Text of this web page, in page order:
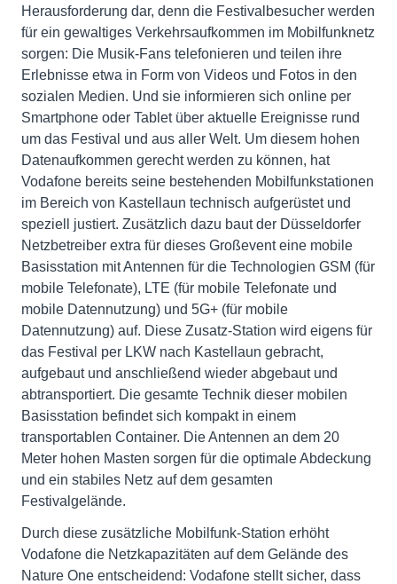
Herausforderung dar, denn die Festivalbesucher werden
für ein gewaltiges Verkehrsaufkommen im Mobilfunknetz
sorgen: Die Musik-Fans telefonieren und teilen ihre
Erlebnisse etwa in Form von Videos und Fotos in den
sozialen Medien. Und sie informieren sich online per
Smartphone oder Tablet über aktuelle Ereignisse rund
um das Festival und aus aller Welt. Um diesem hohen
Datenaufkommen gerecht werden zu können, hat
Vodafone bereits seine bestehenden Mobilfunkstationen
im Bereich von Kastellaun technisch aufgerüstet und
speziell justiert. Zusätzlich dazu baut der Düsseldorfer
Netzbetreiber extra für dieses Großevent eine mobile
Basisstation mit Antennen für die Technologien GSM (für
mobile Telefonate), LTE (für mobile Telefonate und
mobile Datennutzung) und 5G+ (für mobile
Datennutzung) auf. Diese Zusatz-Station wird eigens für
das Festival per LKW nach Kastellaun gebracht,
aufgebaut und anschließend wieder abgebaut und
abtransportiert. Die gesamte Technik dieser mobilen
Basisstation befindet sich kompakt in einem
transportablen Container. Die Antennen an dem 20
Meter hohen Masten sorgen für die optimale Abdeckung
und ein stabiles Netz auf dem gesamten
Festivalgelände.
Durch diese zusätzliche Mobilfunk-Station erhöht
Vodafone die Netzkapazitäten auf dem Gelände des
Nature One entscheidend: Vodafone stellt sicher, dass